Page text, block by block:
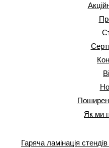
Як ми
Гаряча ламінація